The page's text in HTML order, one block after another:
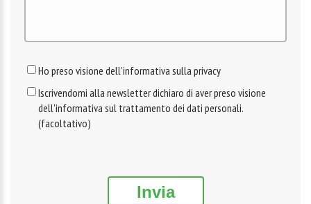
Ho preso visione dell'informativa sulla privacy
Iscrivendomi alla newsletter dichiaro di aver preso visione
dell'informativa sul trattamento dei dati personali.
(facoltativo)
Invia